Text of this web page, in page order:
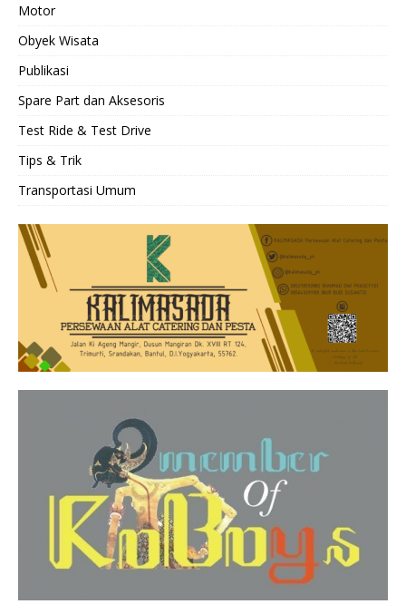
Motor
Obyek Wisata
Publikasi
Spare Part dan Aksesoris
Test Ride & Test Drive
Tips & Trik
Transportasi Umum